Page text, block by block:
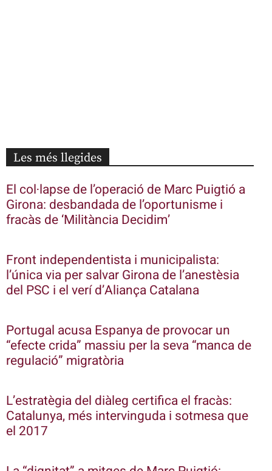
Les més llegides
El col·lapse de l’operació de Marc Puigtió a
Girona: desbandada de l’oportunisme i
fracàs de ‘Militància Decidim’
Front independentista i municipalista:
l’única via per salvar Girona de l’anestèsia
del PSC i el verí d’Aliança Catalana
Portugal acusa Espanya de provocar un
“efecte crida” massiu per la seva “manca de
regulació” migratòria
L’estratègia del diàleg certifica el fracàs:
Catalunya, més intervinguda i sotmesa que
el 2017